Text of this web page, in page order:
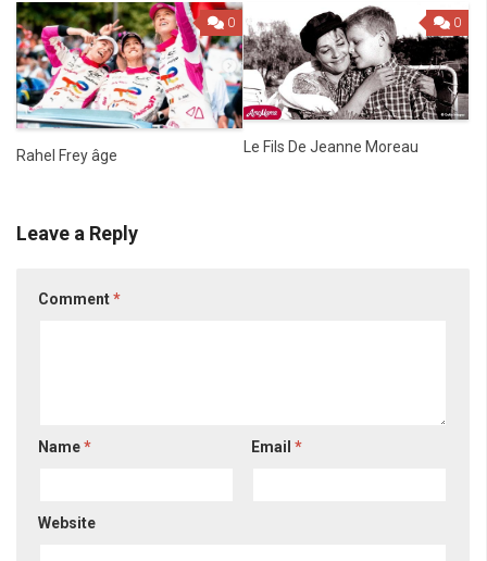
0
Rahel Frey âge
0
Le Fils De Jeanne Moreau
Leave a Reply
Comment*
Name* Email*
Website